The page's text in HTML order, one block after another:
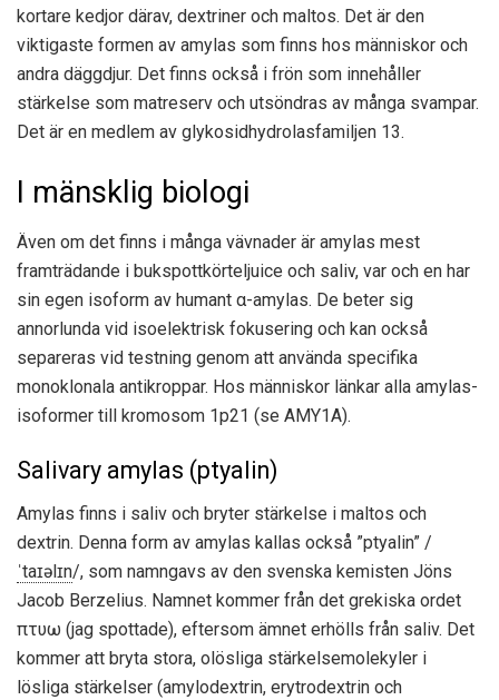
kortare kedjor därav, dextriner och maltos. Det är den
viktigaste formen av amylas som finns hos människor och
andra däggdjur. Det finns också i frön som innehåller
stärkelse som matreserv och utsöndras av många svampar.
Det är en medlem av glykosidhydrolasfamiljen 13.
I mänsklig biologi
Även om det finns i många vävnader är amylas mest
framträdande i bukspottkörteljuice och saliv, var och en har
sin egen isoform av humant α-amylas. De beter sig
annorlunda vid isoelektrisk fokusering och kan också
separeras vid testning genom att använda specifika
monoklonala antikroppar. Hos människor länkar alla amylas-
isoformer till kromosom 1p21 (se AMY1A).
Salivary amylas (ptyalin)
Amylas finns i saliv och bryter stärkelse i maltos och
dextrin. Denna form av amylas kallas också ”ptyalin” /
ˈtaɪəlɪn/, som namngavs av den svenska kemisten Jöns
Jacob Berzelius. Namnet kommer från det grekiska ordet
πτυω (jag spottade), eftersom ämnet erhölls från saliv. Det
kommer att bryta stora, olösliga stärkelsemolekyler i
lösliga stärkelser (amylodextrin, erytrodextrin och